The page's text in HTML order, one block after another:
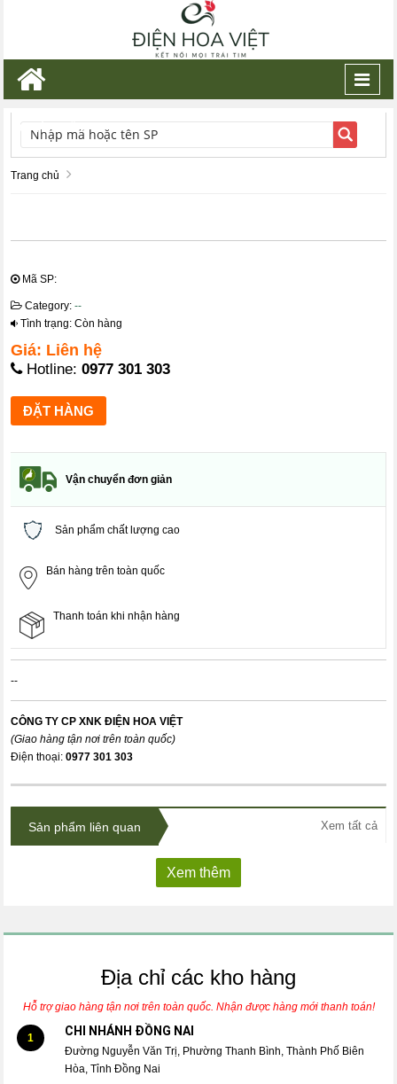
TÌM KIẾM
Trang chủ
Mã SP:
Category:--
Tình trạng: Còn hàng
Giá: Liên hệ
Hotline:0977 301 303
Vận chuyển đơn giản
Sản phẩm chất lượng cao
Bán hàng trên toàn quốc
Thanh toán khi nhận hàng
--
CÔNG TY CP XNK ĐIỆN HOA VIỆT
(Giao hàng tận nơi trên toàn quốc)
Điện thoại:0977 301 303
Sản phẩm liên quan Xem tất cả
Xem thêm
Địa chỉ các kho hàng
Hỗ trợ giao hàng tận nơi trên toàn quốc. Nhận được hàng mới thanh toán!
1 CHI NHÁNH ĐỒNG NAI
Đường Nguyễn Văn Trị, Phường Thanh Bình, Thành Phố Biên
Hòa, Tỉnh Đồng Nai